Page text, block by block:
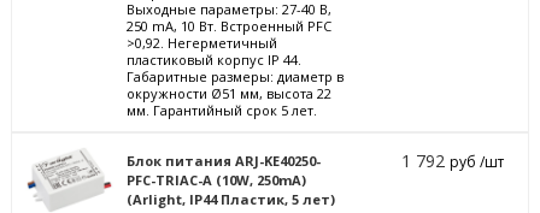
Выходные параметры: 27-40 В,
250 mА, 10 Вт. Встроенный PFC
>0,92. Негерметичный
пластиковый корпус IP 44.
Габаритные размеры: диаметр в
окружности Ø51 мм, высота 22
мм. Гарантийный срок 5 лет.
Блок питания ARJ-KE40250-
PFC-TRIAC-A (10W, 250mA)
(Arlight, IP44 Пластик, 5 лет)
1 792руб /шт